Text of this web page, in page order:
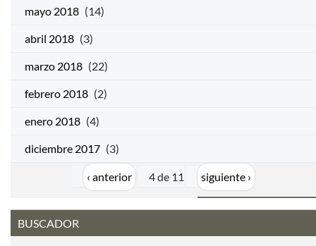
mayo 2018 (14)
abril 2018 (3)
marzo 2018 (22)
febrero 2018 (2)
enero 2018 (4)
diciembre 2017 (3)
‹ anterior 4 de 11 siguiente ›
BUSCADOR